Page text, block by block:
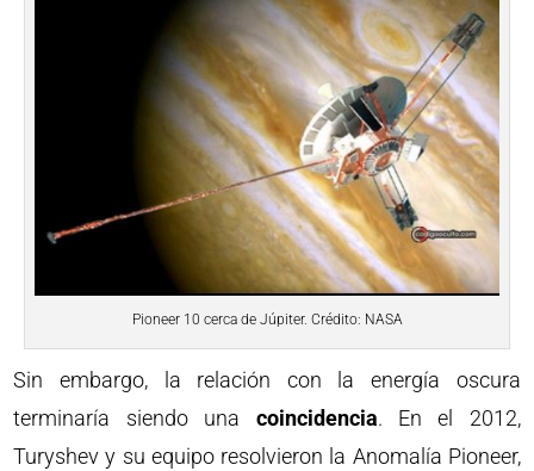
Pioneer 10 cerca de Júpiter. Crédito: NASA
Sin embargo, la relación con la energía oscura
terminaría siendo una coincidencia. En el 2012,
Turyshev y su equipo resolvieron la Anomalía Pioneer,